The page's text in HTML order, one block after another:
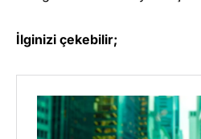
İlginizi çekebilir;